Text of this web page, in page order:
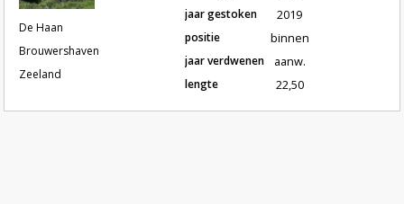
De Haan
Brouwershaven
Zeeland
Roeden van molen De Haan in
jaar gestoken
positie
jaar verdwenen
lengte
2019
binnen
aanw.
22,50